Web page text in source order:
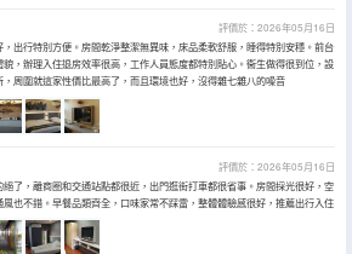
評價於：2026年05月16日
，出行特別方便。房間乾淨整潔無異味，床品柔軟舒服，睡得特別安穩。前台
貌，辦理入住退房效率很高，工作人員態度都特別貼心。衞生做得很到位，設
，周圍就這家性價比最高了，而且環境也好，沒得雜七雜八的噪音
評價於：2026年05月16日
絕了，離商圈和交通站點都很近，出門逛街打車都很省事。房間採光很好，空
風也不錯。早餐品類齊全，口味家常不踩雷，整體體驗感很好，推薦出行入住